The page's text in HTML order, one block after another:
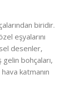
biridir.
eşyalarını
desenler,
bohçaları,
katmanın